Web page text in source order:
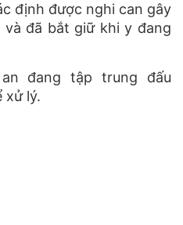
định được nghi can gây
đã bắt giữ khi y đang
đang tập trung đấu
xử lý.